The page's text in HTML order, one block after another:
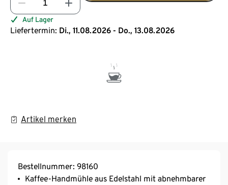
Auf Lager
Liefertermin: Di., 11.08.2026 - Do., 13.08.2026
Artikel merken
Bestellnummer: 98160
Kaffee-Handmühle aus Edelstahl mit abnehmbarer